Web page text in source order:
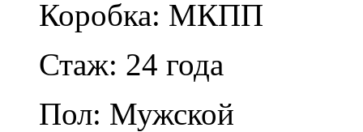
Коробка: МКПП
Стаж: 24 года
Пол: Мужской